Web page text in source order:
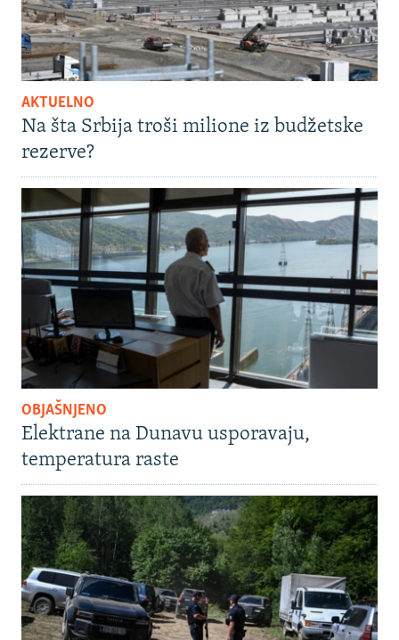
AKTUELNO
Na šta Srbija troši milione iz budžetske
rezerve?
OBJAŠNJENO
Elektrane na Dunavu usporavaju,
temperatura raste